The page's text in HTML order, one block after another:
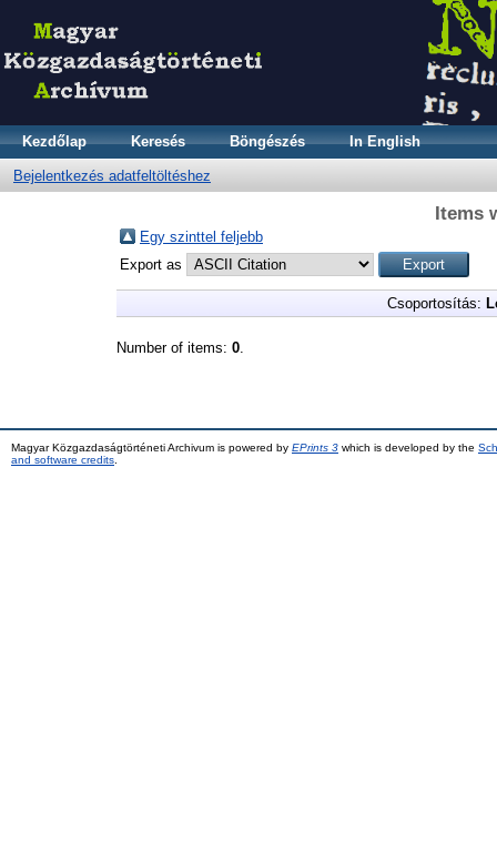
Kezdőlap Keresés Böngészés In English
Bejelentkezés adatfeltöltéshez
Items
Egy szinttel feljebb
Export as
Csoportosítás:
Number of items: 0
Magyar Közgazdaságtörténeti Archivum is powered by EPrints 3 which is developed by the
and software credits